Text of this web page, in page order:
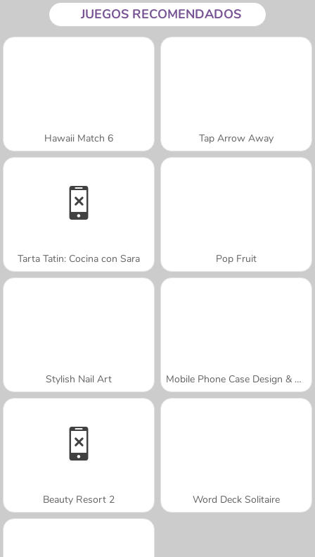
JUEGOS RECOMENDADOS
Hawaii Match 6 Tap Arrow Away
Tarta Tatin: Cocina con Sara Pop Fruit
Stylish Nail Art Mobile Phone Case Design & DIY
Beauty Resort 2 Word Deck Solitaire